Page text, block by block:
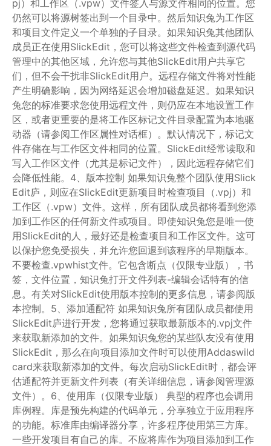
pj）和工作区（.vpw）文件签入与源文件相同的位置。您
仍然可以将源树签出到一个目录中。然后知识兔为工作区
和项目文件定义一个单独的子目录。如果知识兔其他团队
成员正在使用SlickEdit，您可以将这些文件检查到源代码
管理中的其他区域，允许您与其他SlickEdit用户共享它
们，但不会干扰非SlickEdit用户。远程存储文件将对性能
产生明确影响，因为网络延迟会增加磁盘延迟。如果知识
兔您的标准要求您使用远程文件，则仍应在本地设置工作
区，或者更重要的是将工作区标记文件目录配置为本地驱
动器（请参阅工作区属性对话框）。默认情况下，标记文
件存储在与工作区文件相同的位置。SlickEdit经常读取和
写入工作区文件（尤其是标记文件），因此远程存储它们
会降低性能。4、版本控制 如果知识兔整个团队使用Slick
Edit庐，则应在SlickEdit更新项目时检查项目（.vpj）和
工作区（.vpw）文件。这样，所有团队成员都将看到您添
加到工作区的任何新文件或项目。即使知识兔您是唯一使
用SlickEdit的人，最好还是检查项目和工作区文件。这可
以保护您免受损失，并允许您回退到该程序的早期版本。
不要检查.vpwhist文件。它包含断点（仅限专业版），书
签，文件位置，知识兔打开文件列表-编辑会话特有的信
息。有关对SlickEdit使用版本控制的更多信息，请参阅版
本控制。5、添加通配符 如果知识兔所有团队成员都使用
SlickEdit庐进行开发，您将通过获取最新版本的.vpj文件
来获取新添加的文件。如果知识兔您的某些队友没有使用
SlickEdit，那么在向项目添加文件时可以使用Addaswild
card来获取新添加的文件。每次启动SlickEdit时，都会评
估通配符并更新文件列表（有关详细信息，请参阅管理源
文件）。6、使用库（仅限专业版） 典型的程序也会调用
库例程。库是预先构建的代码单元，分享独立于应用程序
的功能。标准库由编译器分享，许多程序使用第三方库。
一些开发项目有自己的库。不应将库作为项目添加到工作